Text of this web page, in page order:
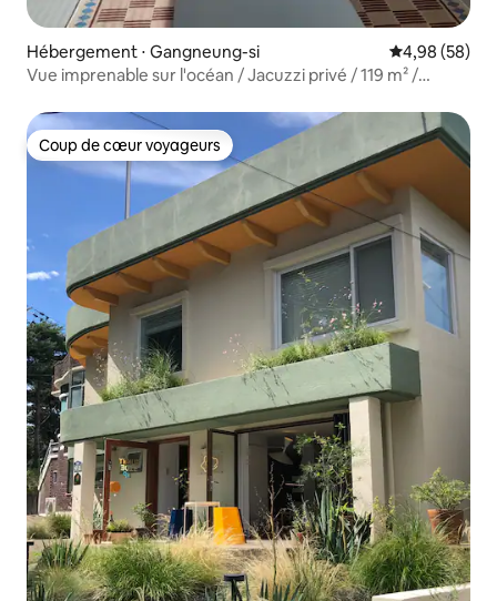
Hébergement ⋅ Gangneung-si Évaluation
4,98 (58)
Vue imprenable sur l'océan / Jacuzzi privé / 119 m² /
Coup de cœur voyageurs
Coup de cœur voyageurs